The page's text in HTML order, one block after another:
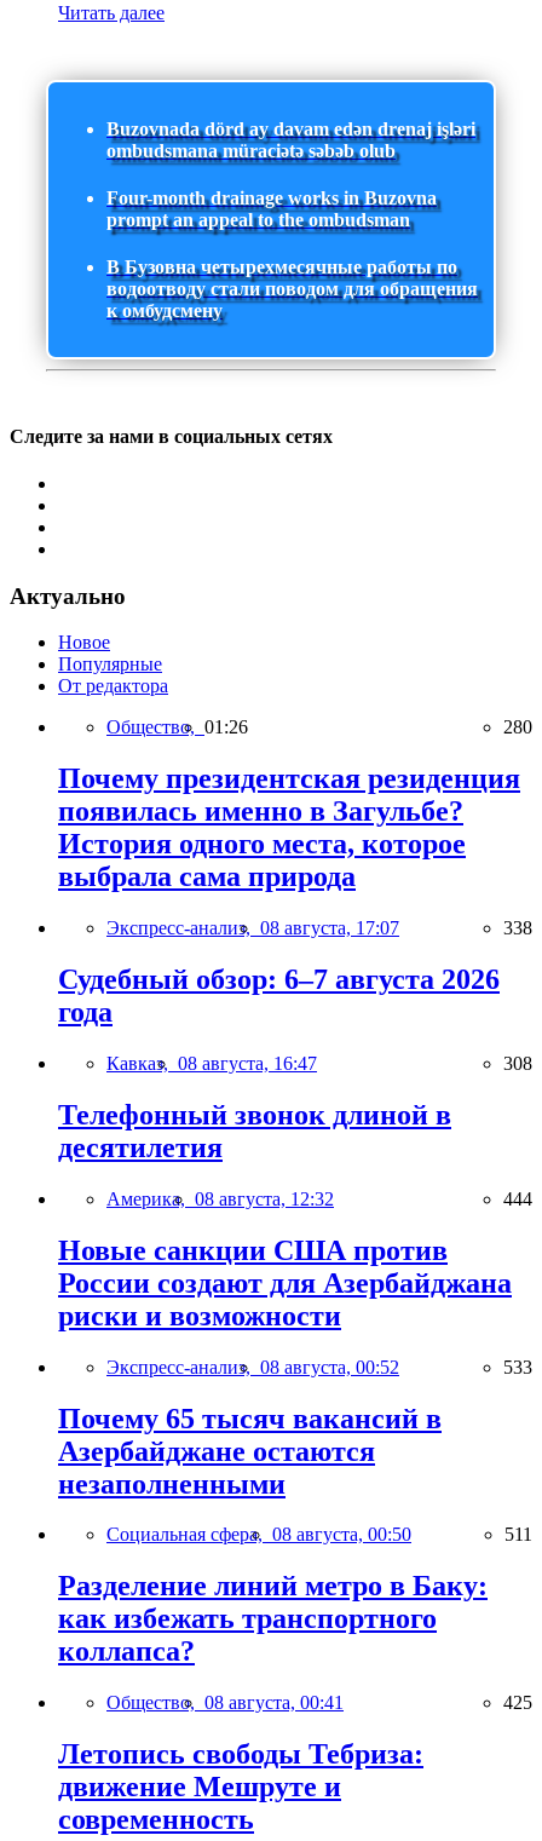
Читать далее
Buzovnada dörd ay davam edən drenaj işləri
ombudsmana müraciətə səbəb olub
Four-month drainage works in Buzovna
prompt an appeal to the ombudsman
В Бузовна четырехмесячные работы по
водоотводу стали поводом для обращения
к омбудсмену
Следите за нами в социальных сетях
Актуально
Новое
Популярные
От редактора
Общество, 01:26 280
Почему президентская резиденция
появилась именно в Загульбе?
История одного места, которое
выбрала сама природа
Экспресс-анализ, 08 августа, 17:07 338
Судебный обзор: 6–7 августа 2026
года
Кавказ, 08 августа, 16:47 308
Телефонный звонок длиной в
десятилетия
Америка, 08 августа, 12:32 444
Новые санкции США против
России создают для Азербайджана
риски и возможности
Экспресс-анализ, 08 августа, 00:52 533
Почему 65 тысяч вакансий в
Азербайджане остаются
незаполненными
Социальная сфера, 08 августа, 00:50 511
Разделение линий метро в Баку:
как избежать транспортного
коллапса?
Общество, 08 августа, 00:41 425
Летопись свободы Тебриза:
движение Мешруте и
современность